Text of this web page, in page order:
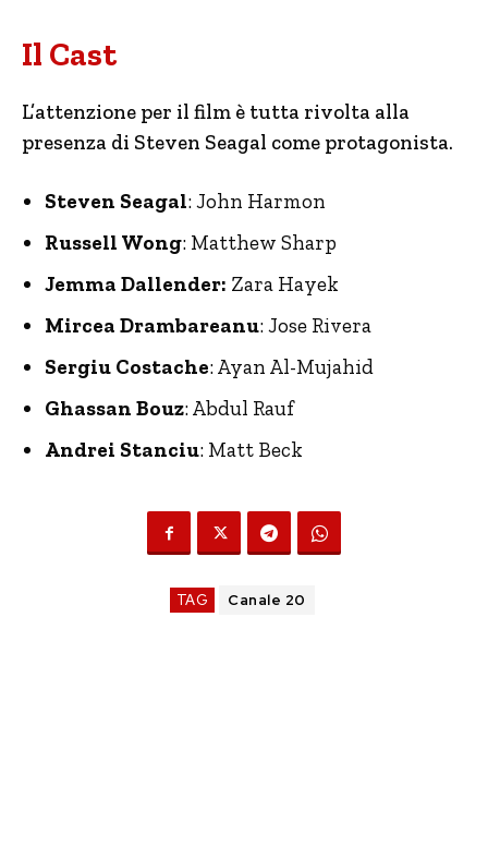
Il Cast
L’attenzione per il film è tutta rivolta alla
presenza di Steven Seagal come protagonista.
Steven Seagal: John Harmon
Russell Wong: Matthew Sharp
Jemma Dallender: Zara Hayek
Mircea Drambareanu: Jose Rivera
Sergiu Costache: Ayan Al-Mujahid
Ghassan Bouz: Abdul Rauf
Andrei Stanciu: Matt Beck
TAG Canale 20